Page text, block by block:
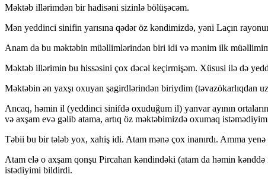
Məktəb illərimdən bir hadisəni sizinlə bölüşəcəm.
Mən yeddinci sinifin yarısına qədər öz kəndimizdə, yəni Laçın
Anam da bu məktəbin müəllimlərindən biri idi və mənim ilk
Məktəb illərimin bu hissəsini çox dəcəl keçirmişəm. Xüsusi ilə də
Məktəbin ən yaxşı oxuyan şagirdlərindən biriydim (təvazökarlıqdan
Ancaq, həmin il (yeddinci sinifdə oxuduğum il) yanvar ayının
və axşam evə gəlib atama, artıq öz məktəbimizdə oxumaq
Təbii bu bir tələb yox, xahiş idi. Atam mənə çox inanırdı. Amma
Atam elə o axşam qonşu Pircahan kəndindəki (atam da həmin
istədiyimi bildirdi.